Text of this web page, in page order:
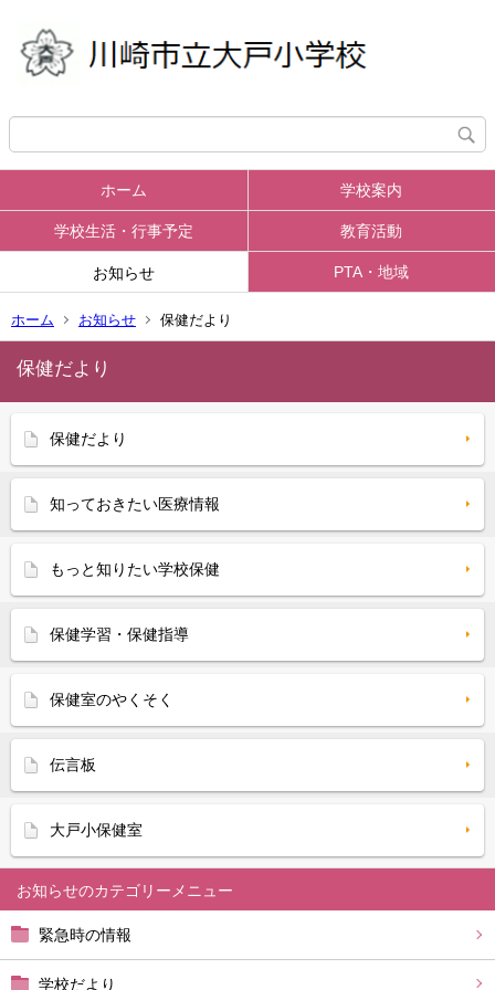
ホーム 学校案内
学校生活・行事予定 教育活動
お知らせ PTA・地域
ホーム お知らせ 保健だより
お知らせ
緊急時の情報
学校だより
保健だより
保健だより
知っておきたい医療情報
もっと知りたい学校保健
保健学習・保健指導
保健室のやくそく
伝言板
大戸小保健室